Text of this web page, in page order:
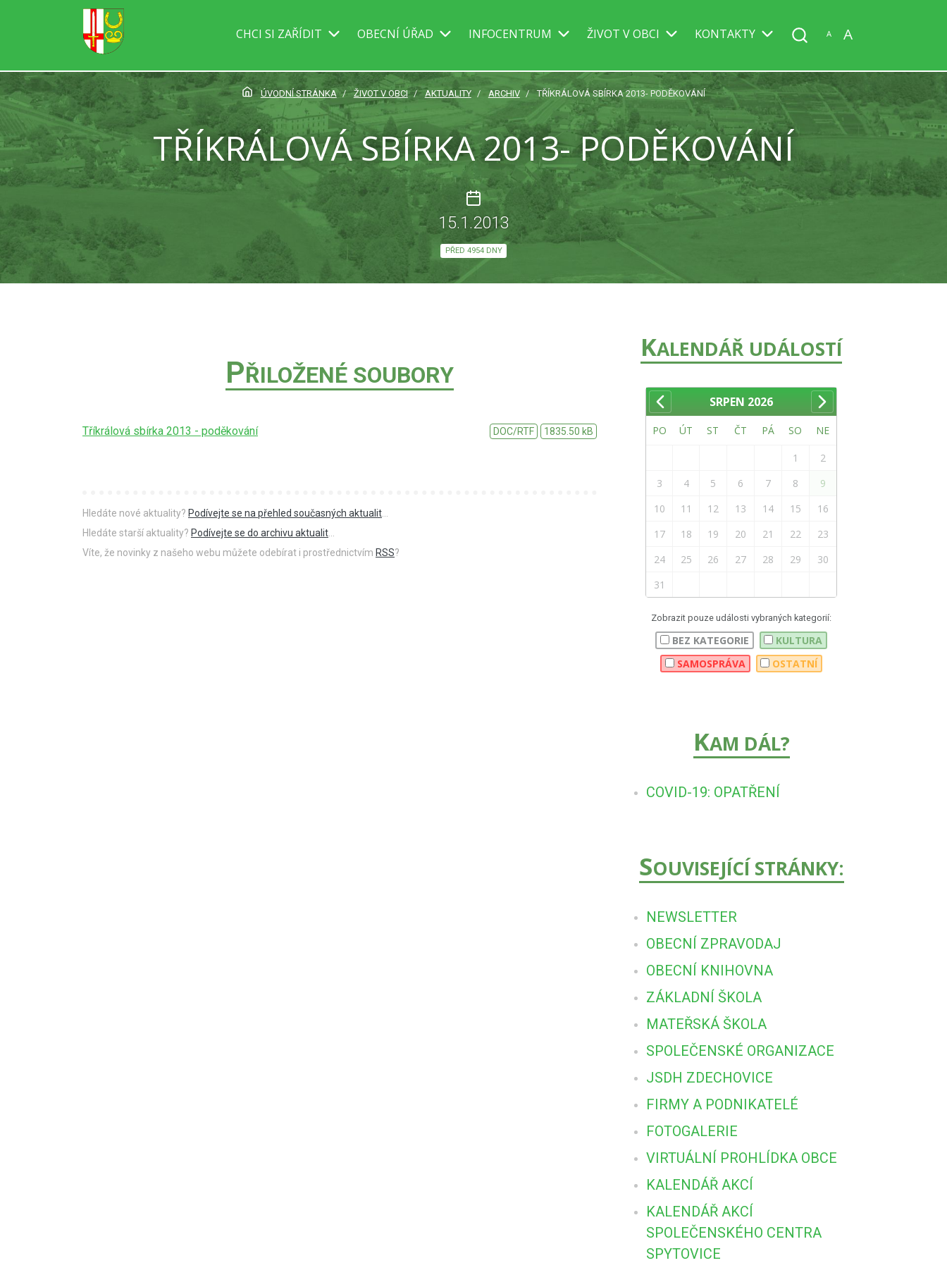
CHCI SI ZAŘÍDIT OBECNÍ ÚŘAD INFOCENTRUM ŽIVOT V OBCI KONTAKTY A A
ÚVODNÍ STRÁNKA ŽIVOT V OBCI AKTUALITY ARCHIV TŘÍKRÁLOVÁ SBÍRKA 2013- PODĚKOVÁNÍ
TŘÍKRÁLOVÁ SBÍRKA 2013- PODĚKOVÁNÍ
15.1.2013
PŘED 4954 DNY
PŘILOŽENÉ SOUBORY
Tříkrálová sbírka 2013 - poděkování DOC/RTF 1835.50 kB
Hledáte nové aktuality? Podívejte se na přehled současných aktualit
Hledáte starší aktuality? Podívejte se do archivu aktualit
Víte, že novinky z našeho webu můžete odebírat i prostřednictvím RSS?
KALENDÁŘ UDÁLOSTÍ
SRPEN 2026
PO ÚT ST ČT PÁ SO NE
1
2
3
4 5 6 7 8
9
10
11 12 13 14 15
16
17
18 19 20 21 22
23
24
25 26 27 28 29
30
31
Zobrazit pouze události vybraných kategorií:
BEZ KATEGORIE
KULTURA
SAMOSPRÁVA
OSTATNÍ
KAM DÁL?
COVID-19: OPATŘENÍ
SOUVISEJÍCÍ STRÁNKY:
NEWSLETTER
OBECNÍ ZPRAVODAJ
OBECNÍ KNIHOVNA
ZÁKLADNÍ ŠKOLA
MATEŘSKÁ ŠKOLA
SPOLEČENSKÉ ORGANIZACE
JSDH ZDECHOVICE
FIRMY A PODNIKATELÉ
FOTOGALERIE
VIRTUÁLNÍ PROHLÍDKA OBCE
KALENDÁŘ AKCÍ
KALENDÁŘ AKCÍ
SPOLEČENSKÉHO CENTRA
SPYTOVICE